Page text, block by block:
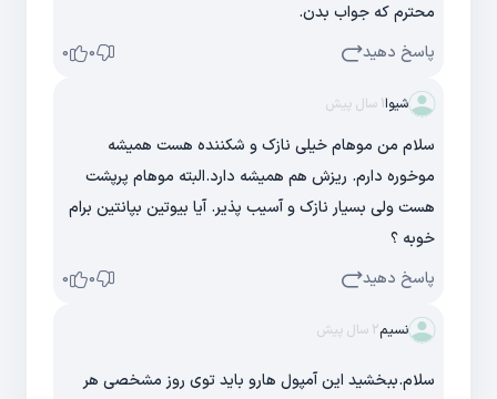
محترم که جواب بدن.
پاسخ دهید
0
0
شیوا1 سال پیش
سلام من موهام خیلی نازک و شکننده هست همیشه
موخوره دارم. ریزش هم همیشه دارد.البته موهام پرپشت
هست ولی بسیار نازک و آسیب پذیر. آیا بیوتین بپانتین برام
خوبه ؟
پاسخ دهید
0
0
نسیم2 سال پیش
سلام.ببخشید این آمپول هارو باید توی روز مشخصی هر